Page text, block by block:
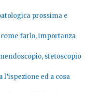
prossima e
farlo, importanza
stetoscopio
l’ispezione ed a cosa